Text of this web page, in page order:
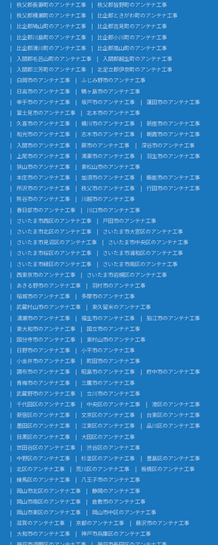
秩父郡長瀞町のアンテナ工事
秩父郡皆野町のアンテナ工事
秩父郡横瀬町のアンテナ工事
比企郡ときがわ町のアンテナ工事
比企郡鳩山町のアンテナ工事
比企郡吉見町のアンテナ工事
比企郡川島町のアンテナ工事
比企郡小川町のアンテナ工事
比企郡滑川町のアンテナ工事
比企郡嵐山町のアンテナ工事
入間郡毛呂山町のアンテナ工事
入間郡越生町のアンテナ工事
入間郡三芳町のアンテナ工事
北足立郡伊奈町のアンテナ工事
白岡市のアンテナ工事
ふじみ野市のアンテナ工事
日高市のアンテナ工事
鶴ヶ島市のアンテナ工事
幸手市のアンテナ工事
坂戸市のアンテナ工事
蓮田市のアンテナ工事
富士見市のアンテナ工事
北本市のアンテナ工事
久喜市のアンテナ工事
桶川市のアンテナ工事
新座市のアンテナ工事
和光市のアンテナ工事
志木市のアンテナ工事
朝霞市のアンテナ工事
入間市のアンテナ工事
蕨市のアンテナ工事
深谷市のアンテナ工事
上尾市のアンテナ工事
鴻巣市のアンテナ工事
羽生市のアンテナ工事
狭山市のアンテナ工事
東松山市のアンテナ工事
本庄市のアンテナ工事
加須市のアンテナ工事
飯能市のアンテナ工事
所沢市のアンテナ工事
秩父市のアンテナ工事
行田市のアンテナ工事
熊谷市のアンテナ工事
川越市のアンテナ工事
春日部市のアンテナ工事
川口市のアンテナ工事
さいたま市西区のアンテナ工事
戸田市のアンテナ工事
さいたま市北区のアンテナ工事
さいたま市大宮区のアンテナ工事
さいたま市見沼区のアンテナ工事
さいたま市中央区のアンテナ工事
さいたま市桜区のアンテナ工事
さいたま市浦和区のアンテナ工事
さいたま市緑区のアンテナ工事
さいたま市南区のアンテナ工事
西東京市のアンテナ工事
さいたま市岩槻区のアンテナ工事
あきる野市のアンテナ工事
羽村市のアンテナ工事
稲城市のアンテナ工事
多摩市のアンテナ工事
武蔵村山市のアンテナ工事
東久留米のアンテナ工事
清瀬市のアンテナ工事
福生市のアンテナ工事
狛江市のアンテナ工事
東大和市のアンテナ工事
国立市のアンテナ工事
国分寺市のアンテナ工事
東村山市のアンテナ工事
日野市のアンテナ工事
小平市のアンテナ工事
小金井市のアンテナ工事
町田市のアンテナ工事
調布市のアンテナ工事
昭島市のアンテナ工事
府中市のアンテナ工事
青梅市のアンテナ工事
三鷹市のアンテナ工事
武蔵野市のアンテナ工事
立川市のアンテナ工事
千代田区のアンテナ工事
中央区のアンテナ工事
港区のアンテナ工事
新宿区のアンテナ工事
文京区のアンテナ工事
台東区のアンテナ工事
墨田区のアンテナ工事
江東区のアンテナ工事
品川区のアンテナ工事
目黒区のアンテナ工事
大田区のアンテナ工事
世田谷区のアンテナ工事
渋谷区のアンテナ工事
中野区のアンテナ工事
杉並区のアンテナ工事
豊島区のアンテナ工事
北区のアンテナ工事
荒川区のアンテナ工事
板橋区のアンテナ工事
練馬区のアンテナ工事
八王子市のアンテナ工事
岡山市北区のアンテナ工事
静岡のアンテナ工事
岡山市南区のアンテナ工事
倉敷市のアンテナ工事
岡山市東区のアンテナ工事
岡山市中区のアンテナ工事
滋賀のアンテナ工事
京都のアンテナ工事
藤沢市のアンテナ工事
大和市のアンテナ工事
神戸市兵庫区のアンテナ工事